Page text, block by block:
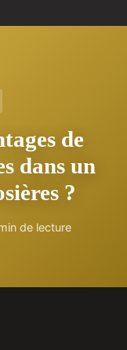
de
dans un
?
de lecture